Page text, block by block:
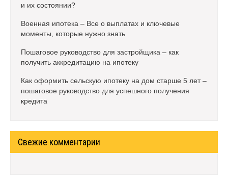
и их состоянии?
Военная ипотека – Все о выплатах и ключевые
моменты, которые нужно знать
Пошаговое руководство для застройщика – как
получить аккредитацию на ипотеку
Как оформить сельскую ипотеку на дом старше 5 лет –
пошаговое руководство для успешного получения
кредита
Свежие комментарии